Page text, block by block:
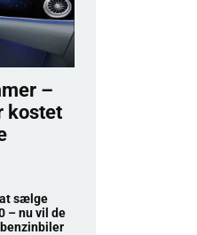
–
kostet
sælge
– nu vil de